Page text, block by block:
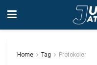
Home Tag Protokoler